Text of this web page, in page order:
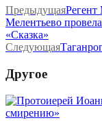
ПредыдущаяРегент
Мелентьево
«Сказка»
Следующая
Другое